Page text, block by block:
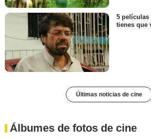
5 películas
tienes que
Últimas noticias de cine
Álbumes de fotos de cine